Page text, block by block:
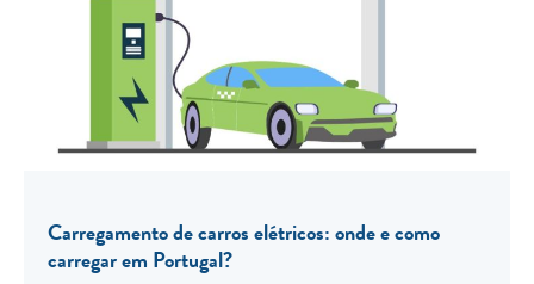
Carregamento de carros elétricos: onde e como
carregar em Portugal?